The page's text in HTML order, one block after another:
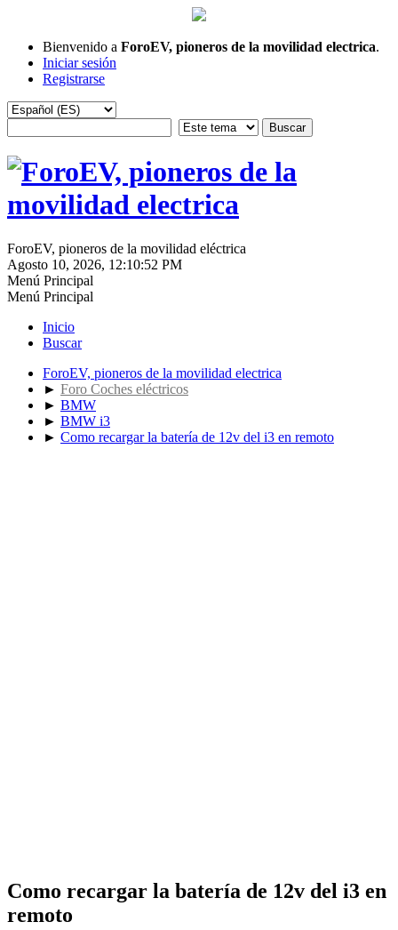
Bienvenido a ForoEV, pioneros de la movilidad electrica.
Iniciar sesión
Registrarse
ForoEV, pioneros de la movilidad eléctrica
Agosto 10, 2026, 12:10:52 PM
Menú Principal
Menú Principal
Inicio
Buscar
ForoEV, pioneros de la movilidad electrica
► Foro Coches eléctricos
► BMW
► BMW i3
► Como recargar la batería de 12v del i3 en remoto
Como recargar la batería de 12v del i3 en
remoto